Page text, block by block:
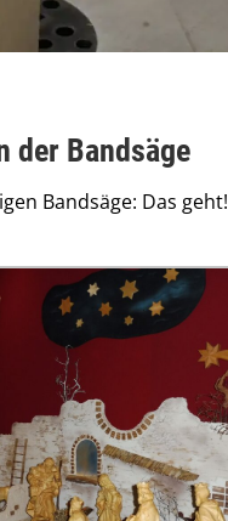
der Bandsäge
Bandsäge: Das geht!